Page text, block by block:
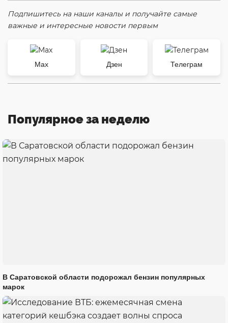
Подпишитесь на наши каналы и получайте самые
важные и интересные новости первым
Max Дзен Телеграм
Популярное за неделю
В Саратовской области подорожал бензин популярных
марок